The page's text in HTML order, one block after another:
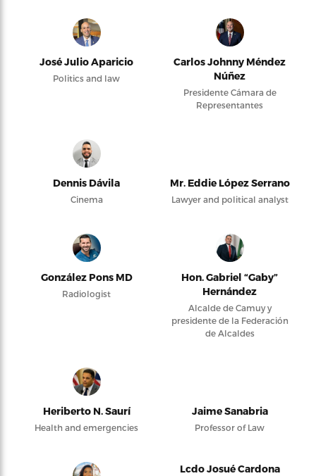
José Julio Aparicio
Politics and law
Carlos Johnny Méndez
Núñez
Presidente Cámara de
Representantes
Dennis Dávila
Cinema
Mr. Eddie López Serrano
Lawyer and political analyst
González Pons MD
Radiologist
Hon. Gabriel “Gaby”
Hernández
Alcalde de Camuy y
presidente de la Federación
de Alcaldes
Heriberto N. Saurí
Health and emergencies
Jaime Sanabria
Professor of Law
Lcdo Josué Cardona